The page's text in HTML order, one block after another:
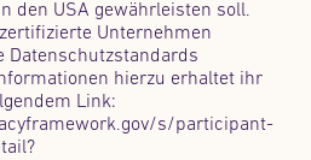
den USA gewährleisten soll.
Unternehmen
Datenschutzstandards
hierzu erhaltet ihr
Link:
s/participant-